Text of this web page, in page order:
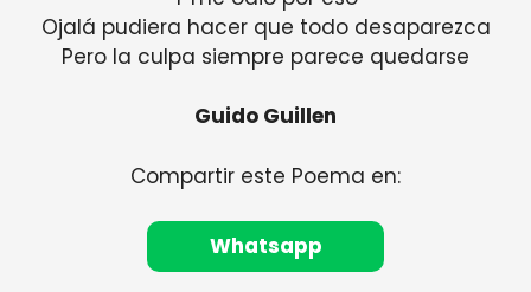
Ojalá pudiera hacer que todo desaparezca
Pero la culpa siempre parece quedarse
Guido Guillen
Compartir este Poema en:
Whatsapp